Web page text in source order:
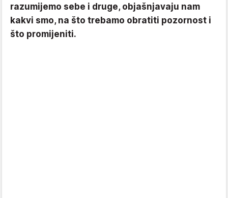
razumijemo sebe i druge, objašnjavaju nam
kakvi smo, na što trebamo obratiti pozornost i
što promijeniti.